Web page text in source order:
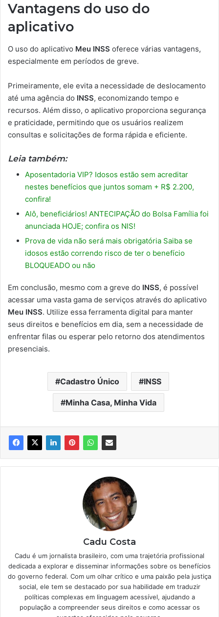
Vantagens do uso do
aplicativo
O uso do aplicativo Meu INSS oferece várias vantagens,
especialmente em períodos de greve.
Primeiramente, ele evita a necessidade de deslocamento
até uma agência do INSS, economizando tempo e
recursos. Além disso, o aplicativo proporciona segurança
e praticidade, permitindo que os usuários realizem
consultas e solicitações de forma rápida e eficiente.
Leia também:
Aposentadoria VIP? Idosos estão sem acreditar
nestes benefícios que juntos somam + R$ 2.200,
confira!
Alô, beneficiários! ANTECIPAÇÃO do Bolsa Família foi
anunciada HOJE; confira os NIS!
Prova de vida não será mais obrigatória Saiba se
idosos estão correndo risco de ter o benefício
BLOQUEADO ou não
Em conclusão, mesmo com a greve do INSS, é possível
acessar uma vasta gama de serviços através do aplicativo
Meu INSS. Utilize essa ferramenta digital para manter
seus direitos e benefícios em dia, sem a necessidade de
enfrentar filas ou esperar pelo retorno dos atendimentos
presenciais.
Cadastro Único INSS
Minha Casa, Minha Vida
Cadu Costa
Cadu é um jornalista brasileiro, com uma trajetória profissional
dedicada a explorar e disseminar informações sobre os benefícios
do governo federal. Com um olhar crítico e uma paixão pela justiça
social, ele tem se destacado por sua habilidade em traduzir
políticas complexas em linguagem acessível, ajudando a
população a compreender seus direitos e como acessar os